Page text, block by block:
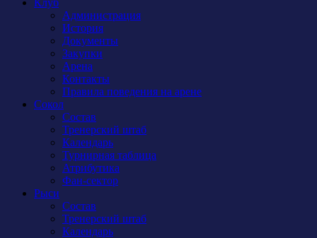
Клуб
Администрация
История
Документы
Закупки
Арена
Контакты
Правила поведения на арене
Сокол
Состав
Тренерский штаб
Календарь
Турнирная таблица
Атрибутика
Фан-сектор
Рыси
Состав
Тренерский штаб
Календарь